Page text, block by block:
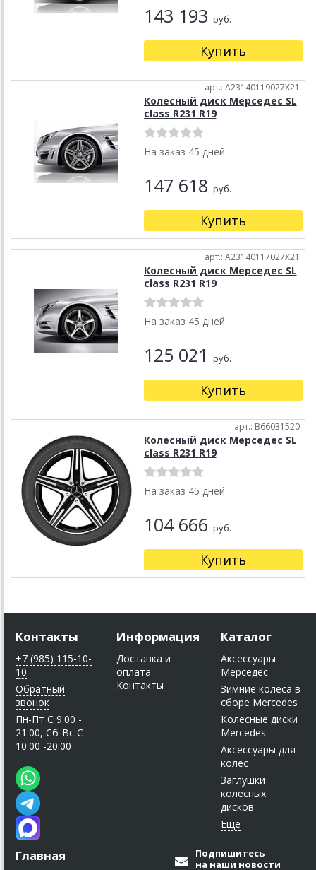
143 193 руб.
Купить
арт.: A23140119027X21
Колесный диск Мерседес SL
class R231 R19
На заказ 45 дней
147 618 руб.
Купить
арт.: A23140117027X21
Колесный диск Мерседес SL
class R231 R19
На заказ 45 дней
125 021 руб.
Купить
арт.: B66031520
Колесный диск Мерседес SL
class R231 R19
На заказ 45 дней
104 666 руб.
Купить
Контакты
+7 (985) 115-10-
10
Обратный
звонок
Пн-Пт C 9:00 -
21:00, Сб-Вс С
10:00 -20:00
Информация
Доставка и
оплата
Контакты
Каталог
Аксессуары
Мерседес
Зимние колеса в
сборе Mercedes
Колесные диски
Mercedes
Аксессуары для
колес
Заглушки
колесных
дисков
Главная
Подпишитесь
на наши новости